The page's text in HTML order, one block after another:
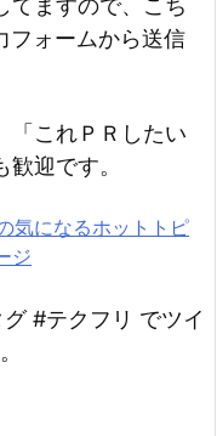
てますので、こち
フォームから送信
「これＰＲしたい
迎です。
気になるホットトピ
ジ
#テクフリ でツイ